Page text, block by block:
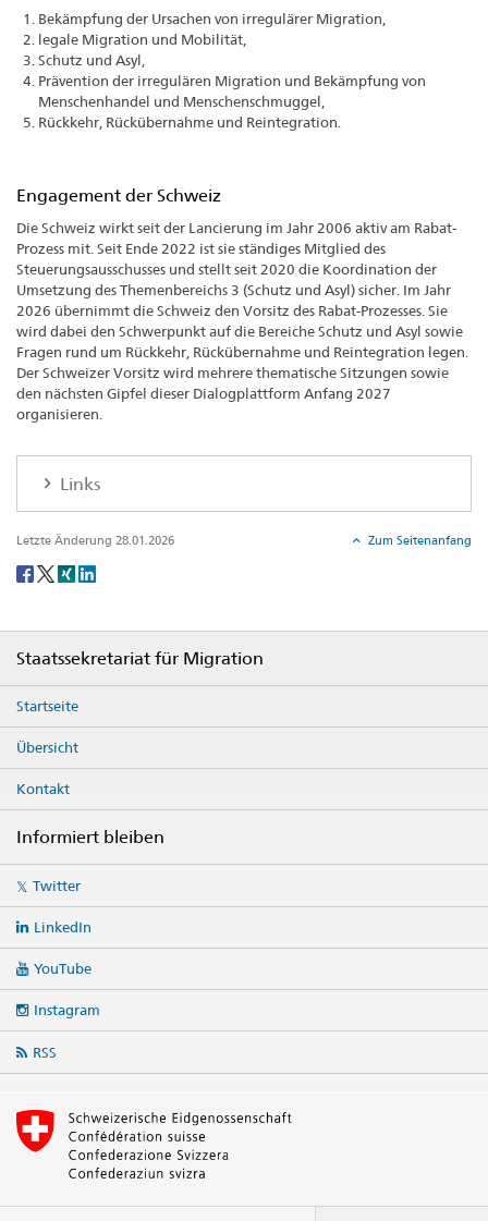
Bekämpfung der Ursachen von irregulärer Migration,
legale Migration und Mobilität,
Schutz und Asyl,
Prävention der irregulären Migration und Bekämpfung von
Menschenhandel und Menschenschmuggel,
Rückkehr, Rückübernahme und Reintegration.
Engagement der Schweiz
Die Schweiz wirkt seit der Lancierung im Jahr 2006 aktiv am Rabat-
Prozess mit. Seit Ende 2022 ist sie ständiges Mitglied des
Steuerungsausschusses und stellt seit 2020 die Koordination der
Umsetzung des Themenbereichs 3 (Schutz und Asyl) sicher. Im Jahr
2026 übernimmt die Schweiz den Vorsitz des Rabat-Prozesses. Sie
wird dabei den Schwerpunkt auf die Bereiche Schutz und Asyl sowie
Fragen rund um Rückkehr, Rückübernahme und Reintegration legen.
Der Schweizer Vorsitz wird mehrere thematische Sitzungen sowie
den nächsten Gipfel dieser Dialogplattform Anfang 2027
organisieren.
Links
Letzte Änderung 28.01.2026 Zum Seitenanfang
Social
Staatssekretariat für Migration
Startseite
Übersicht
Kontakt
Informiert bleiben
mediaTwitter
LinkedIn
YouTube
Instagram
RSS